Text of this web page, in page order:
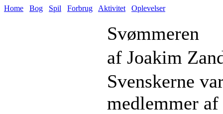
Home Bog Spil Forbrug Aktivitet Oplevelser
Svømmeren
af Joakim
Svenskerne
medlemmer